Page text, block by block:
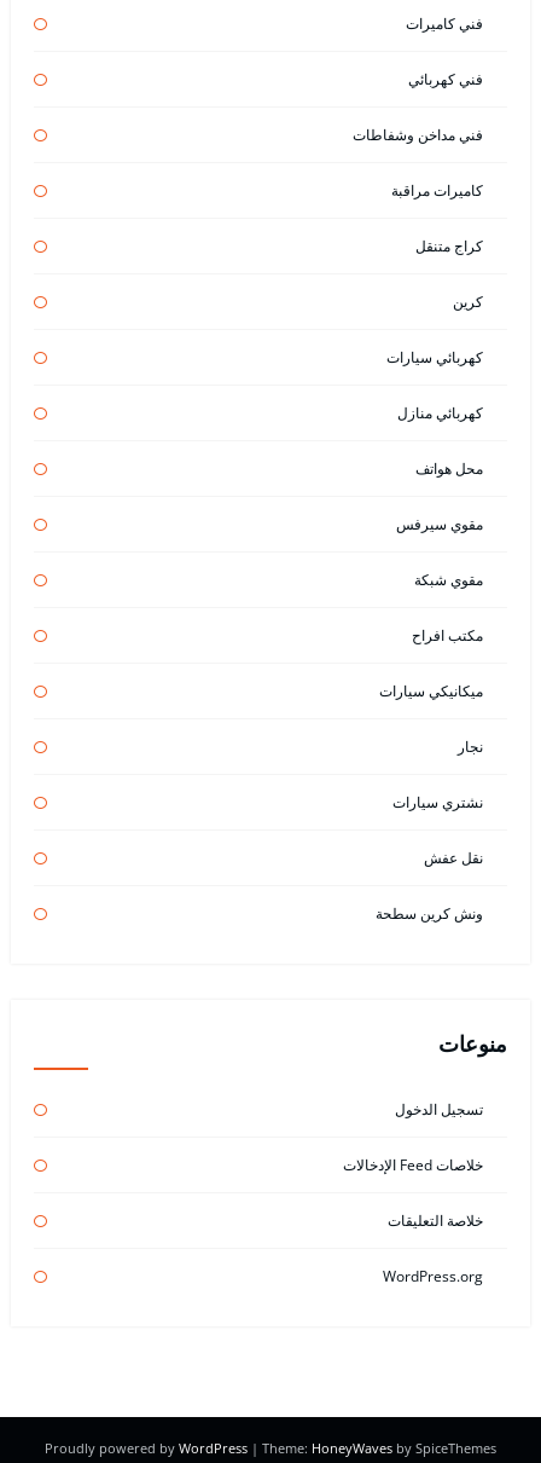
فني كاميرات
فني كهربائي
فني مداخن وشفاطات
كاميرات مراقبة
كراج متنقل
كرين
كهربائي سيارات
كهربائي منازل
محل هواتف
مقوي سيرفس
مقوي شبكة
مكتب افراح
ميكانيكي سيارات
نجار
نشتري سيارات
نقل عفش
ونش كرين سطحة
منوعات
تسجيل الدخول
خلاصات Feed الإدخالات
خلاصة التعليقات
WordPress.org
Proudly powered by WordPress | Theme: HoneyWaves by SpiceThemes